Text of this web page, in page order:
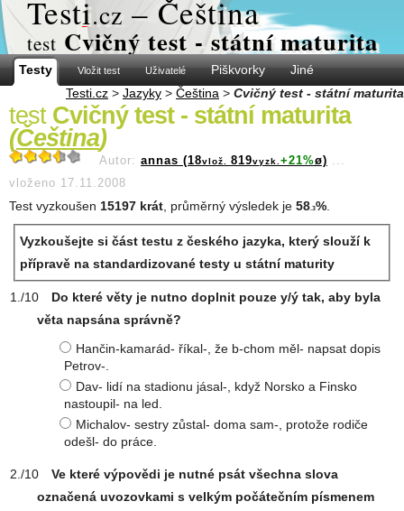
Testi.cz – Čeština
test Cvičný test - státní maturita
Testy Vložit test Uživatelé Piškvorky
Jiné
Testi.cz > Jazyky > Čeština > Cvičný test - státní maturita
test Cvičný test - státní maturita
(Čeština)
Autor: annas (18vlož. 819vyzk. +21%ø) ...
vloženo 17.11.2008
Test vyzkoušen 15197 krát , průměrný výsledek je 58 .3%
Vyzkoušejte si část testu z českého jazyka, který slouží k
přípravě na standardizované testy u státní maturity
Do které věty je nutno doplnit pouze y/ý tak, aby byla
věta napsána správně?
Hančin-kamarád- říkal-, že b-chom měl- napsat dopis
Petrov-.
Dav- lidí na stadionu jásal-, když Norsko a Finsko
nastoupil- na led.
Michalov- sestry zůstal- doma sam-, protože rodiče
odešl- do práce.
Ve které výpovědi je nutné psát všechna slova
označená uvozovkami s velkým počátečním písmenem